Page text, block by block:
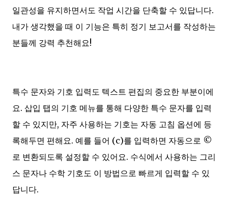
일관성을 유지하면서도 작업 시간을 단축할 수 있답니다.
내가 생각했을 때 이 기능은 특히 정기 보고서를 작성하는
분들께 강력 추천해요!
특수 문자와 기호 입력도 텍스트 편집의 중요한 부분이에
요. 삽입 탭의 기호 메뉴를 통해 다양한 특수 문자를 입력
할 수 있지만, 자주 사용하는 기호는 자동 고침 옵션에 등
록해두면 편해요. 예를 들어 (c)를 입력하면 자동으로 ©
로 변환되도록 설정할 수 있어요. 수식에서 사용하는 그리
스 문자나 수학 기호도 이 방법으로 빠르게 입력할 수 있
답니다.